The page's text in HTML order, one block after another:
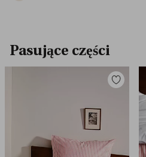
Pasujące części
Dodaj
ulubionych